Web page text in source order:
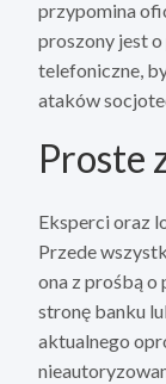
przypomina
proszony jest
telefoniczne,
ataków
Proste
Eksperci oraz
Przede
ona z prośbą o
stronę banku
aktualnego